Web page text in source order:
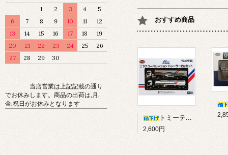
おすすめ商品
トミーテック ザ・トレーラーコレクション ニヤクコーポレーション トレーラー 2台セット
2,600円
1
2 3 4
5
6
7 8 9 10 11
12
13
14 15 16 17 18
19
20
21 22 23 24 25
26
27
28 29 30
当店営業は上記記載の通り
でお休みします。商品の出荷は,月,
金,祝日がお休みとなります